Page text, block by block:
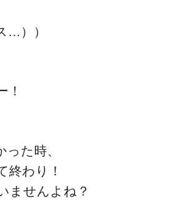
…））
！
た時、
終わり！
ませんよね？